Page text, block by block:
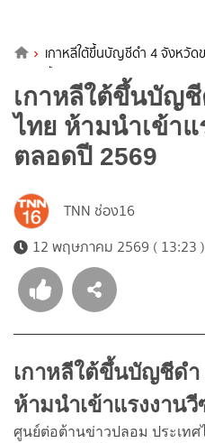
เกาหลีใต้ขึ้นบัญชีดำ 4 จังหวัด
ตลอดปี 2569
เกาหลีใต้ขึ้นบัญ
ไทย ห้ามนำเข้าแ
ตลอดปี 2569
TNN ช่อง16
12 พฤษภาคม 2569 ( 13:23 )
เกาหลีใต้ขึ้นบัญชีดำ
ห้ามนำเข้าแรงงานวี
ศูนย์ต่อต้านข่าวปลอม ประเทศ